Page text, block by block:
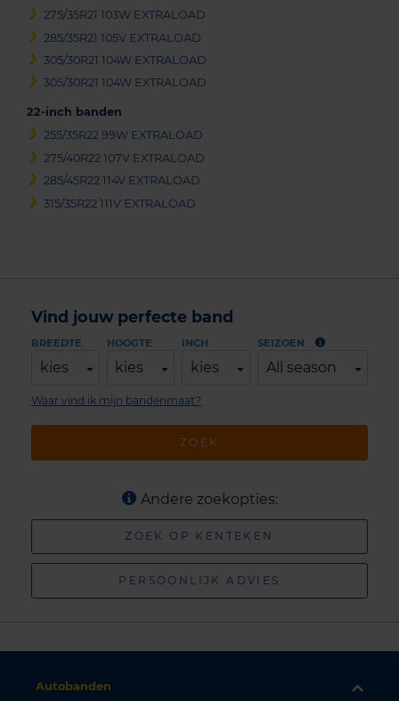
275/35R21 103W EXTRALOAD
285/35R21 105V EXTRALOAD
305/30R21 104W EXTRALOAD
305/30R21 104W EXTRALOAD
22-inch banden
255/35R22 99W EXTRALOAD
275/40R22 107V EXTRALOAD
285/45R22 114V EXTRALOAD
315/35R22 111V EXTRALOAD
Vind jouw perfecte band
BREEDTE
kies
HOOGTE
kies
INCH
kies
SEIZOEN
All season
ZOEK
Waar vind ik mijn bandenmaat?
Andere zoekopties:
ZOEK OP KENTEKEN
PERSOONLIJK ADVIES
Autobanden